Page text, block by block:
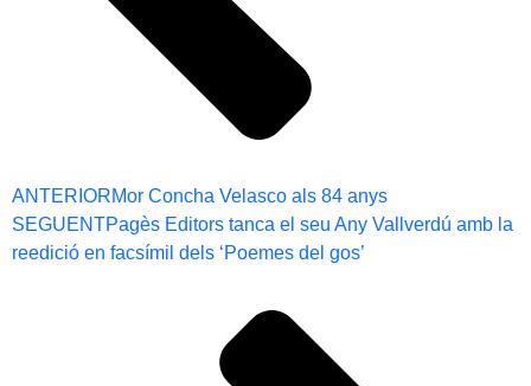
ANTERIORMor Concha Velasco als 84 anys
SEGUENTPagès Editors tanca el seu Any Vallverdú amb la
reedició en facsímil dels ‘Poemes del gos’